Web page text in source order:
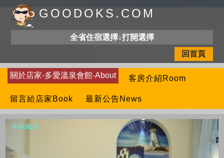
GOODOKS.COM
全省住宿選擇↓打開選擇
回首頁
關於店家-多愛溫泉會館-About 客房介紹Room
留言給店家Book 最新公告News